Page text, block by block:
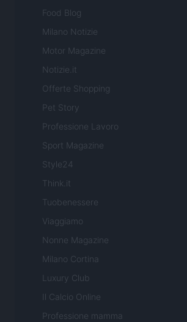
Food Blog
Milano Notizie
Motor Magazine
Notizie.it
Offerte Shopping
Pet Story
Professione Lavoro
Sport Magazine
Style24
Think.it
Tuobenessere
Viaggiamo
Nonne Magazine
Milano Cortina
Luxury Club
Il Calcio Online
Professione mamma